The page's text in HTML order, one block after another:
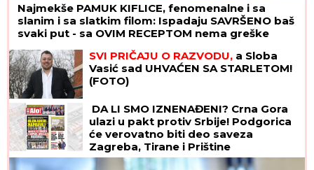
Najmekše PAMUK KIFLICE, fenomenalne i sa
slanim i sa slatkim filom: Ispadaju SAVRŠENO baš
svaki put - sa OVIM RECEPTOM nema greške
SVI PRIČAJU O RAZVODU, a Sloba
Vasić sad UHVAĆEN SA STARLETOM!
(FOTO)
DA LI SMO IZNENAĐENI? Crna Gora
ulazi u pakt protiv Srbije! Podgorica
će verovatno biti deo saveza
Zagreba, Tirane i Prištine